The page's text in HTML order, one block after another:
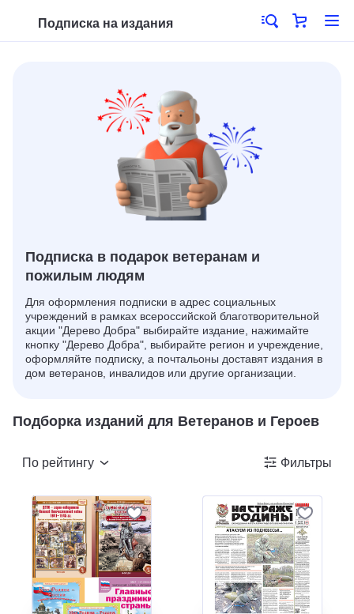
Подписка на издания
Подписка в подарок ветеранам и
пожилым людям
Для оформления подписки в адрес социальных
учреждений в рамках всероссийской благотворительной
акции "Дерево Добра" выбирайте издание, нажимайте
кнопку "Дерево Добра", выбирайте регион и учреждение,
оформляйте подписку, а почтальоны доставят издания в
дом ветеранов, инвалидов или другие организации.
Подборка изданий для Ветеранов и Героев
По рейтингу Фильтры